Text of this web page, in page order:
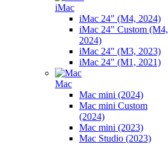
iMac
iMac 24" (M4, 2024)
iMac 24" Custom (M4,
2024)
iMac 24" (M3, 2023)
iMac 24" (M1, 2021)
Mac
Mac mini (2024)
Mac mini Custom
(2024)
Mac mini (2023)
Mac Studio (2023)